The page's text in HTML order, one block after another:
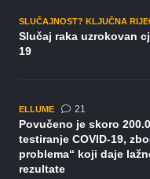
SLUČAJNOST? KLJUČNA
Slučaj raka uzrokovan
19
ELLUME 21
Povučeno je skoro
testiranje COVID-19,
problema“ koji daje
rezultate